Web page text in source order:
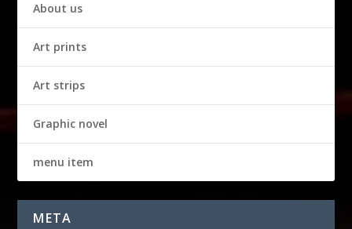
About us
Art prints
Art strips
Graphic novel
menu item
META